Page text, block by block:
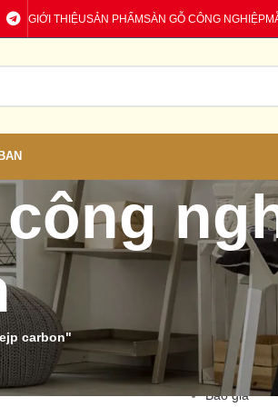
GIỚI THIỆUSẢN PHẨMSÀN GỖ CÔNG NGHIỆP
carbon"
Báo giá